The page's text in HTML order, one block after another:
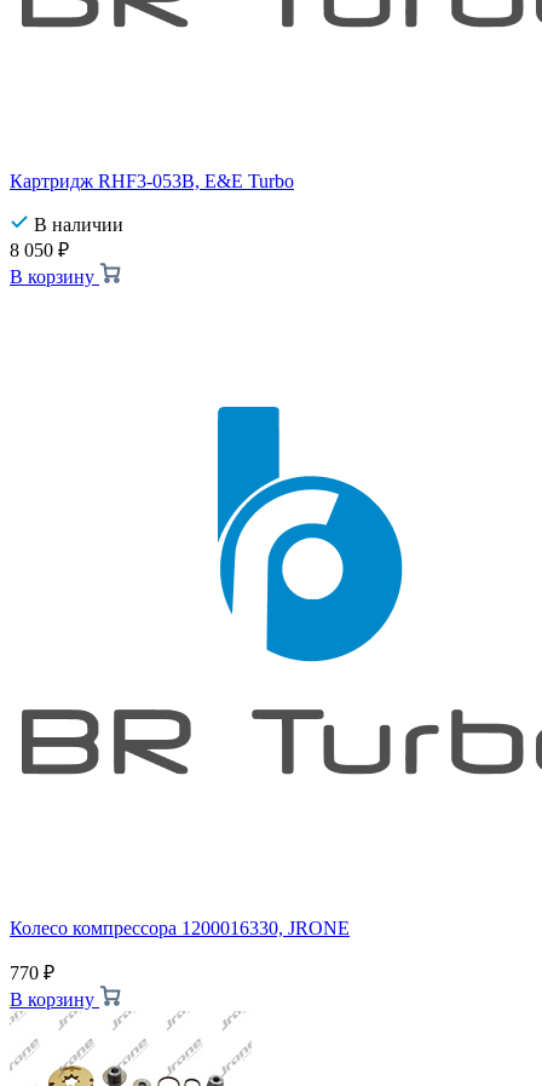
Картридж RHF3-053B, E&E Turbo
В наличии
8 050 ₽
В корзину
Колесо компрессора 1200016330, JRONE
770 ₽
В корзину